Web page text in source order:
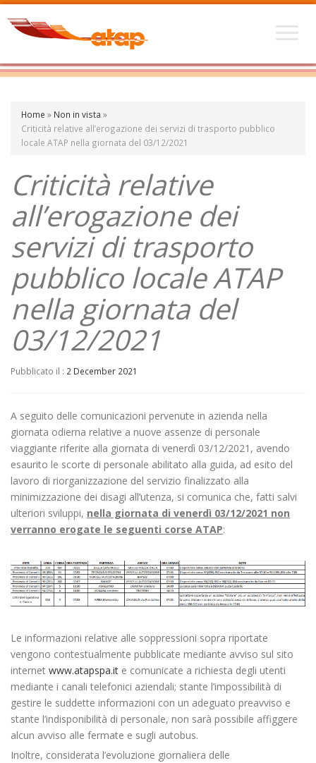
Home » Non in vista »
Criticità relative all’erogazione dei servizi di trasporto pubblico
locale ATAP nella giornata del 03/12/2021
Criticità relative
all’erogazione dei
servizi di trasporto
pubblico locale ATAP
nella giornata del
03/12/2021
Pubblicato il : 2 December 2021
A seguito delle comunicazioni pervenute in azienda nella
giornata odierna relative a nuove assenze di personale
viaggiante riferite alla giornata di venerdì 03/12/2021, avendo
esaurito le scorte di personale abilitato alla guida, ad esito del
lavoro di riorganizzazione del servizio finalizzato alla
minimizzazione dei disagi all’utenza, si comunica che, fatti salvi
ulteriori sviluppi, nella giornata di venerdì 03/12/2021 non
verranno erogate le seguenti corse ATAP:
Le informazioni relative alle soppressioni sopra riportate
vengono contestualmente pubblicate mediante avviso sul sito
internet www.atapspa.it e comunicate a richiesta degli utenti
mediante i canali telefonici aziendali; stante l’impossibilità di
gestire le suddette informazioni con un adeguato preavviso e
stante l’indisponibilità di personale, non sarà possibile affiggere
alcun avviso alle fermate e sugli autobus.
Inoltre, considerata l’evoluzione giornaliera delle